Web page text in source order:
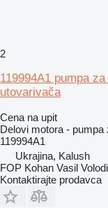
2
119994A1 pumpa
utovarivača
Cena na upit
Delovi motora - pumpa
119994A1
Ukrajina, Kalush
FOP Kohan Vasil
Kontaktirajte prodavca